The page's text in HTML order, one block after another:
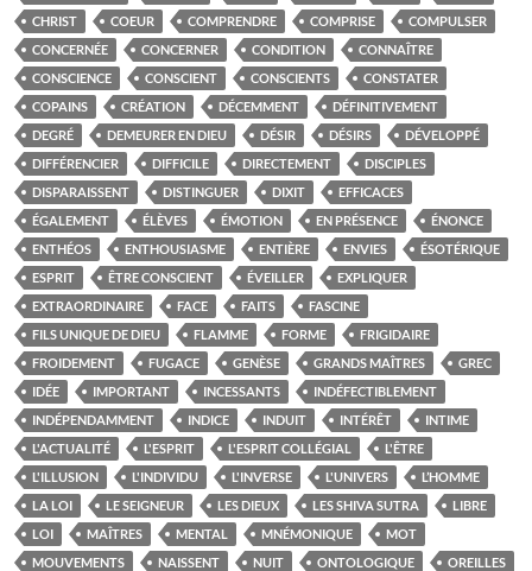
CHRIST COEUR COMPRENDRE COMPRISE
COMPULSER
CONCERNÉE
CONCERNER CONDITION
CONNAÎTRE
CONSCIENCE
CONSCIENT CONSCIENTS
CONSTATER
COPAINS
CRÉATION DÉCEMMENT
DÉFINITIVEMENT
DEGRÉ
DEMEURER EN DIEU DÉSIR DÉSIRS
DÉVELOPPÉ
DIFFÉRENCIER
DIFFICILE DIRECTEMENT
DISCIPLES
DISPARAISSENT
DISTINGUER DIXIT
EFFICACES
ÉGALEMENT
ÉLÈVES ÉMOTION EN PRÉSENCE
ÉNONCE
ENTHÉOS
ENTHOUSIASME ENTIÈRE ENVIES
ÉSOTÉRIQUE
ESPRIT
ÊTRE CONSCIENT ÉVEILLER
EXPLIQUER
EXTRAORDINAIRE
FACE FAITS
FASCINE
FILS UNIQUE DE DIEU
FLAMME FORME
FRIGIDAIRE
FROIDEMENT
FUGACE GENÈSE GRANDS MAÎTRES
GREC
IDÉE
IMPORTANT INCESSANTS
INDÉFECTIBLEMENT
INDÉPENDAMMENT
INDICE INDUIT INTÉRÊT
INTIME
L'ACTUALITÉ
L'ESPRIT L'ESPRIT COLLÉGIAL
L'ÊTRE
L'ILLUSION
L'INDIVIDU L'INVERSE L'UNIVERS
L’HOMME
LA LOI
LE SEIGNEUR LES DIEUX LES SHIVA SUTRA
LIBRE
LOI
MAÎTRES MENTAL MNÉMONIQUE
MOT
MOUVEMENTS
NAISSENT NUIT ONTOLOGIQUE
OREILLES